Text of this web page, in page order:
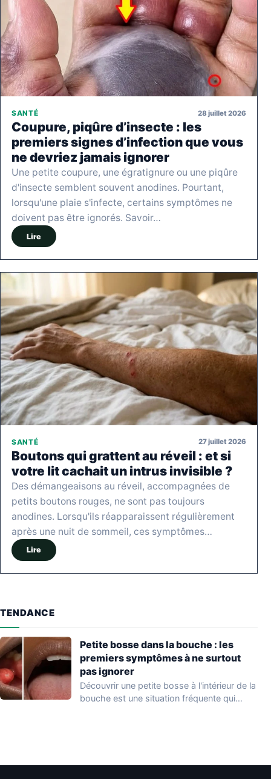
SANTÉ 28 juillet 2026
Coupure, piqûre d’insecte : les
premiers signes d’infection que vous
ne devriez jamais ignorer
Une petite coupure, une égratignure ou une piqûre
d'insecte semblent souvent anodines. Pourtant,
lorsqu'une plaie s'infecte, certains symptômes ne
doivent pas être ignorés. Savoir…
Lire
SANTÉ 27 juillet 2026
Boutons qui grattent au réveil : et si
votre lit cachait un intrus invisible ?
Des démangeaisons au réveil, accompagnées de
petits boutons rouges, ne sont pas toujours
anodines. Lorsqu'ils réapparaissent régulièrement
après une nuit de sommeil, ces symptômes…
Lire
TENDANCE
Petite bosse dans la bouche : les
premiers symptômes à ne surtout
pas ignorer
Découvrir une petite bosse à l'intérieur de la
bouche est une situation fréquente qui…